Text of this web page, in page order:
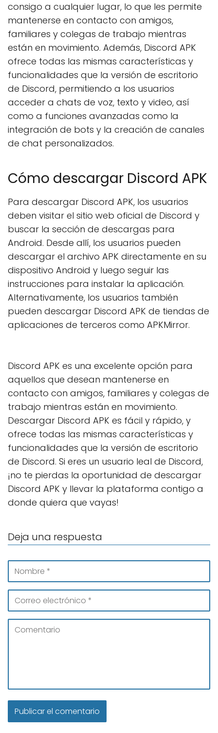
consigo a cualquier lugar, lo que les permite
mantenerse en contacto con amigos,
familiares y colegas de trabajo mientras
están en movimiento. Además, Discord APK
ofrece todas las mismas características y
funcionalidades que la versión de escritorio
de Discord, permitiendo a los usuarios
acceder a chats de voz, texto y video, así
como a funciones avanzadas como la
integración de bots y la creación de canales
de chat personalizados.
Cómo descargar Discord APK
Para descargar Discord APK, los usuarios
deben visitar el sitio web oficial de Discord y
buscar la sección de descargas para
Android. Desde allí, los usuarios pueden
descargar el archivo APK directamente en su
dispositivo Android y luego seguir las
instrucciones para instalar la aplicación.
Alternativamente, los usuarios también
pueden descargar Discord APK de tiendas de
aplicaciones de terceros como APKMirror.
Discord APK es una excelente opción para
aquellos que desean mantenerse en
contacto con amigos, familiares y colegas de
trabajo mientras están en movimiento.
Descargar Discord APK es fácil y rápido, y
ofrece todas las mismas características y
funcionalidades que la versión de escritorio
de Discord. Si eres un usuario leal de Discord,
¡no te pierdas la oportunidad de descargar
Discord APK y llevar la plataforma contigo a
donde quiera que vayas!
Deja una respuesta